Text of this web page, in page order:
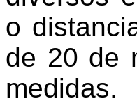
o
de 20 de
medidas.